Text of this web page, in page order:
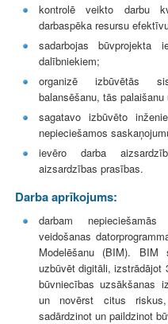
kontrolē veikto darbu
darbaspēka resursu
sadarbojas būvprojekta
dalībniekiem;
organizē izbūvētās
balansēšanu, tās
sagatavo izbūvēto
nepieciešamos
ievēro darba
aizsardzības prasības.
Darba aprīkojums:
darbam
veidošanas
Modelēšanu (BIM).
uzbūvēt digitāli, izstrādājot
būvniecības uzsākšanas
un novērst citus
sadārdzinot un paildzinot